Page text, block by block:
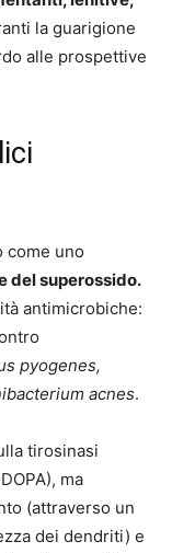
la guarigione
alle prospettive
come uno
del superossido.
antimicrobiche:
pyogenes,
acnes.
tirosinasi
ma
(attraverso un
dei dendriti) e